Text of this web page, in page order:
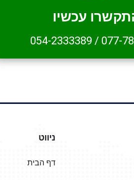
עכשיו
077-
/
054-2333389
ניווט
דף הבית